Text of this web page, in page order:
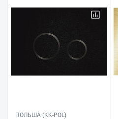
ПОЛЬША (KK-POL)